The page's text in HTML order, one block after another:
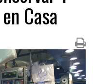
Casa